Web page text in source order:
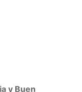
y Buen